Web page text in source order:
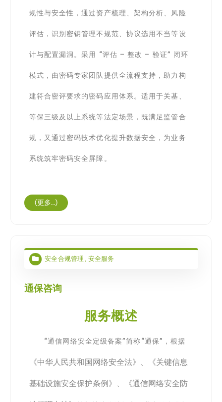
规性与安全性，通过资产梳理、架构分析、风险
评估，识别密钥管理不规范、协议选用不当等设
计与配置漏洞。采用 “评估 – 整改 – 验证” 闭环
模式，由密码专家团队提供全流程支持，助力构
建符合密评要求的密码应用体系。适用于关基、
等保三级及以上系统等法定场景，既满足监管合
规，又通过密码技术优化提升数据安全，为业务
系统筑牢密码安全屏障。
(更多…)
安全合规管理 , 安全服务
通保咨询
服务概述
“通信网络安全定级备案”简称“通保”，根据
《中华人民共和国网络安全法》、《关键信息
基础设施安全保护条例》、《通信网络安全防